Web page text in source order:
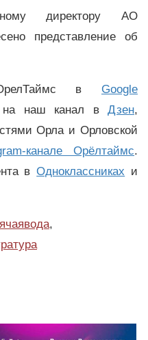
директору АО
представление об
в Google
наш канал вДзен,
Орла и Орловской
канале Орёлтаймс.
вОдноклассниках и
,